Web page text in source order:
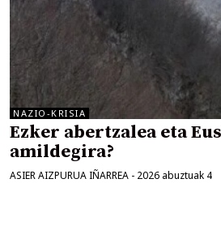
NAZIO-KRISIA
Ezker abertzalea eta
amildegira?
ASIER AIZPURUA IÑARREA - 2026 abuztuak 4